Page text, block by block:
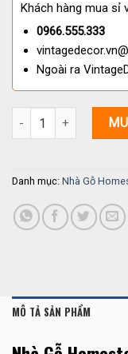
Khách hàng mua sỉ
0966.555.333
Ngoài ra
Mẫu Nhà Gỗ
Danh mục: Nhà Gỗ
MÔ TẢ SẢN PHẨM